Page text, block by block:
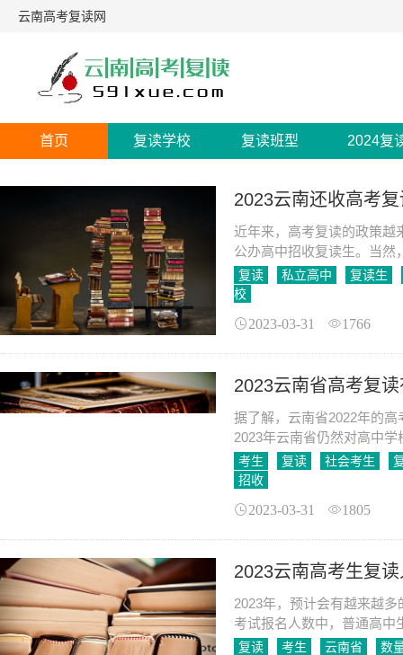
云南高考复读网
首页 复读学校 复读班型 2024复
2023云南还收高考
近年来，高考复读的政策越
公办高中招收复读生。当然
学校的教学条件和师资力量
高中招收复读生的规定，但
复读 私立高中
复读生
校
2023-03-31 1766
2023云南省高考复
据了解，云南省2022年的
2023年云南省仍然对高中
中或参加“社会考生”身份参
未明确，考生需要及时关
考生 复读 社会考生
招收
2023-03-31 1805
2023云南高考生复
2023年，预计会有越来越
考试报名人数中，普通高中
而“三校生”数量较少。因此
复读 考生 云南省 数